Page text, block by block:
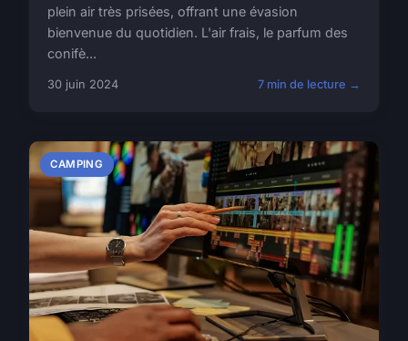
plein air très prisées, offrant une évasion
bienvenue du quotidien. L'air frais, le parfum des
conifè...
30 juin 2024 7 min de lecture →
CAMPING